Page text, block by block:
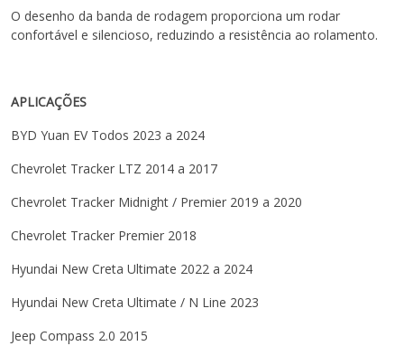
O desenho da banda de rodagem proporciona um rodar
confortável e silencioso, reduzindo a resistência ao rolamento.
APLICAÇÕES
BYD Yuan EV Todos 2023 a 2024
Chevrolet Tracker LTZ 2014 a 2017
Chevrolet Tracker Midnight / Premier 2019 a 2020
Chevrolet Tracker Premier 2018
Hyundai New Creta Ultimate 2022 a 2024
Hyundai New Creta Ultimate / N Line 2023
Jeep Compass 2.0 2015